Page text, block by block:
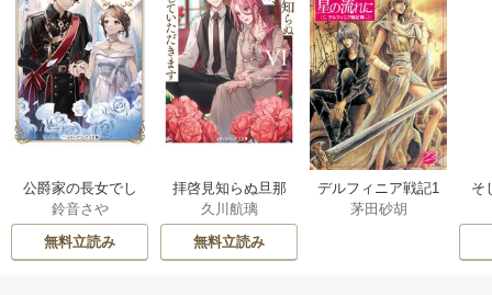
公爵家の長女でし
た
鈴音さや
無料立読み
拝啓見知らぬ旦那
様、離婚していた
だきます
久川航璃
無料立読み
デルフィニア戦記1
茅田砂胡
そ